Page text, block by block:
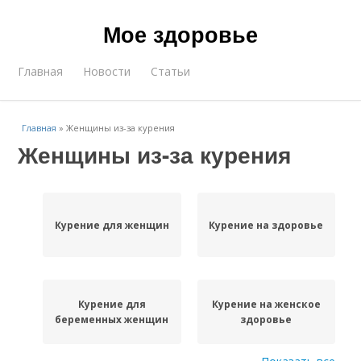
Мое здоровье
Главная Новости Статьи
Главная »Женщины из-за курения
Женщины из-за курения
Курение для женщин Курение на здоровье
Курение для
беременных женщин
Курение на женское
здоровье